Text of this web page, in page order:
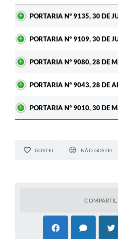
PORTARIA Nº 9135, 30 DE
PORTARIA Nº 9109, 30 DE
PORTARIA Nº 9080, 28 DE
PORTARIA Nº 9043, 28 DE
PORTARIA Nº 9010, 30 DE
GOSTEI NÃO GOSTEI